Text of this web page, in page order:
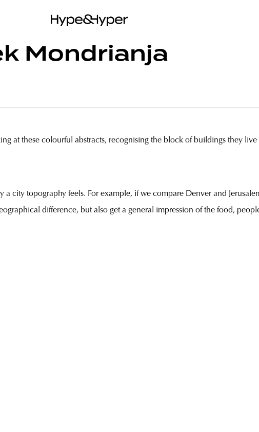
Mondrianja
at these colourful abstracts, recognising the block of buildings they
city topography feels. For example, if we compare Denver and
difference, but also get a general impression of the food,